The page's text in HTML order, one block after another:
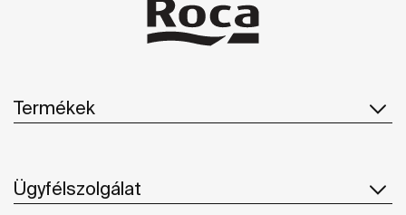
Termékek
Ügyfélszolgálat